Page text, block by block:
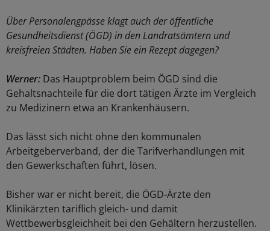
Über Personalengpässe klagt auch der öffentliche
Gesundheitsdienst (ÖGD) in den Landratsämtern und
kreisfreien Städten. Haben Sie ein Rezept dagegen?
Werner: Das Hauptproblem beim ÖGD sind die
Gehaltsnachteile für die dort tätigen Ärzte im Vergleich
zu Medizinern etwa an Krankenhäusern.
Das lässt sich nicht ohne den kommunalen
Arbeitgeberverband, der die Tarifverhandlungen mit
den Gewerkschaften führt, lösen.
Bisher war er nicht bereit, die ÖGD-Ärzte den
Klinikärzten tariflich gleich- und damit
Wettbewerbsgleichheit bei den Gehältern herzustellen.